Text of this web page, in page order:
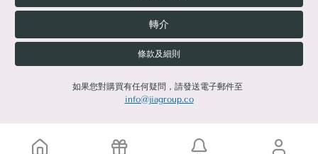
轉介
條款及細則
如果您對購買有任何疑問，請發送電子郵件至
info@jiagroup.co